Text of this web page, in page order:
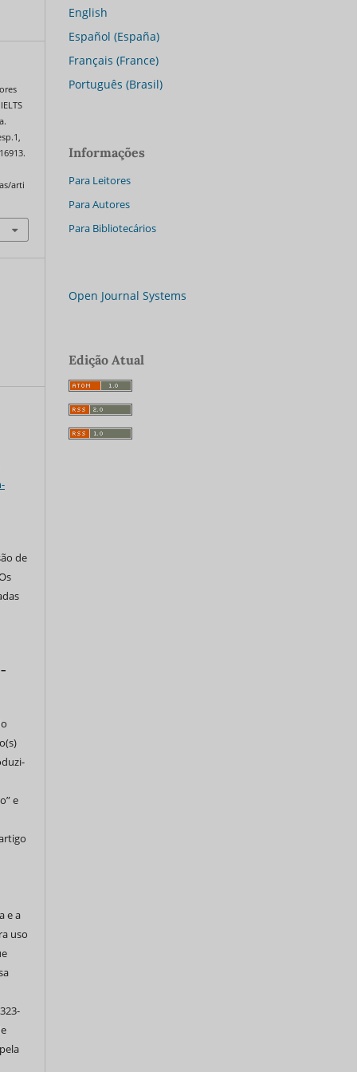
arti
de
e
e a
uso
English
Español (España)
Français (France)
Português (Brasil)
Informações
Para Leitores
Para Autores
Para Bibliotecários
Open Journal Systems
Edição Atual